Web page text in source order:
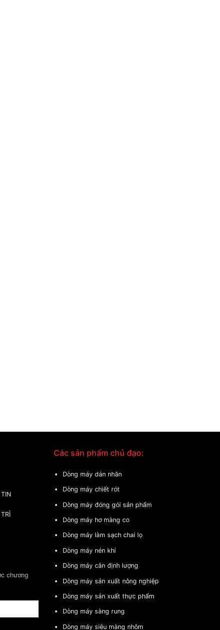
chương
Các sản phẩm chủ đạo:
Dòng máy dán nhãn
Dòng máy chiết rót
Dòng máy đóng gói sản phẩm
Dòng máy hơ màng co
Dòng máy làm sạch chai lọ
Dòng máy nén khí
Dòng máy cân định lượng
Dòng máy sản xuất nông nghiệp
Dòng máy sản xuất thực phẩm
Dòng máy sàng rung
Dòng máy siêu màng nhôm